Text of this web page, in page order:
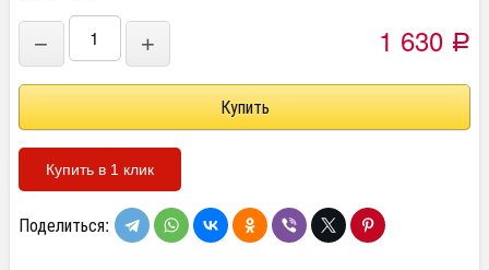
− + 1 630 Р
Купить в 1 клик
Поделиться: